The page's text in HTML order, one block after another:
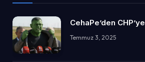
CehaPe’den CHP’ye
Temmuz 3, 2025